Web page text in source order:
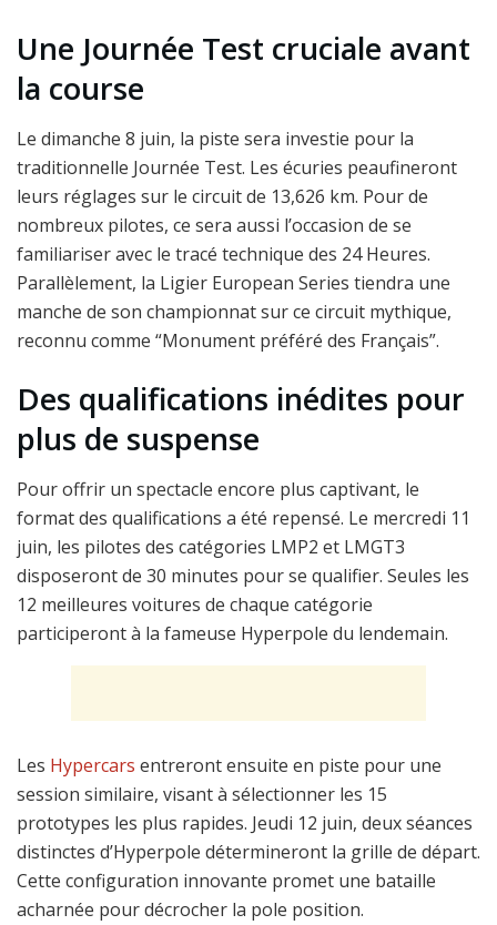
Une Journée Test cruciale avant
la course
Le dimanche 8 juin, la piste sera investie pour la
traditionnelle Journée Test. Les écuries peaufineront
leurs réglages sur le circuit de 13,626 km. Pour de
nombreux pilotes, ce sera aussi l’occasion de se
familiariser avec le tracé technique des 24 Heures.
Parallèlement, la Ligier European Series tiendra une
manche de son championnat sur ce circuit mythique,
reconnu comme “Monument préféré des Français”.
Des qualifications inédites pour
plus de suspense
Pour offrir un spectacle encore plus captivant, le
format des qualifications a été repensé. Le mercredi 11
juin, les pilotes des catégories LMP2 et LMGT3
disposeront de 30 minutes pour se qualifier. Seules les
12 meilleures voitures de chaque catégorie
participeront à la fameuse Hyperpole du lendemain.
Les Hypercars entreront ensuite en piste pour une
session similaire, visant à sélectionner les 15
prototypes les plus rapides. Jeudi 12 juin, deux séances
distinctes d’Hyperpole détermineront la grille de départ.
Cette configuration innovante promet une bataille
acharnée pour décrocher la pole position.